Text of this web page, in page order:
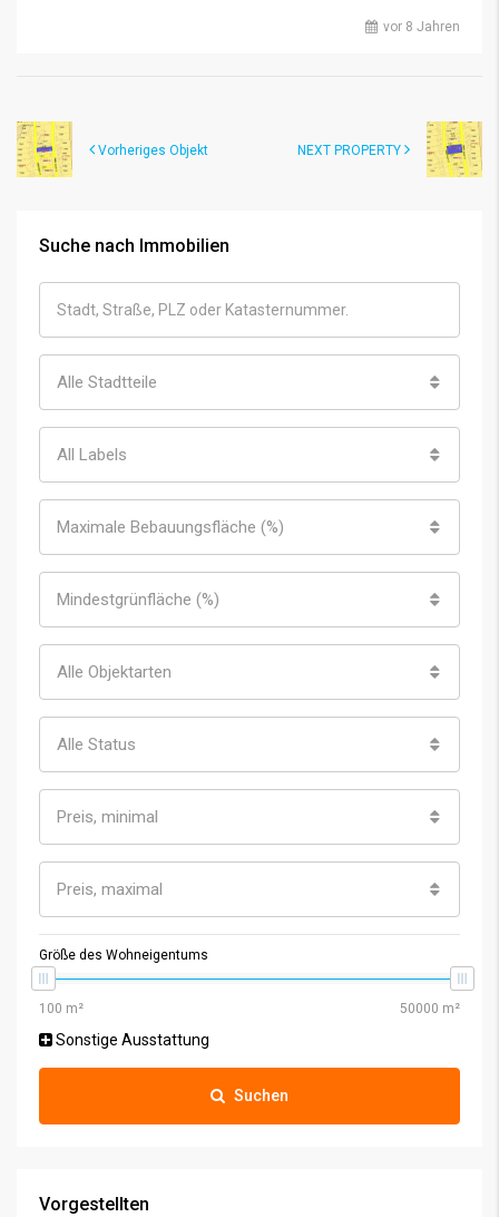
vor 8 Jahren
Vorheriges Objekt NEXT PROPERTY
Suche nach Immobilien
Alle Stadtteile
All Labels
Maximale Bebauungsfläche (%)
Mindestgrünfläche (%)
Alle Objektarten
Alle Status
Preis, minimal
Preis, maximal
Größe des Wohneigentums
Sonstige Ausstattung
Suchen
Vorgestellten